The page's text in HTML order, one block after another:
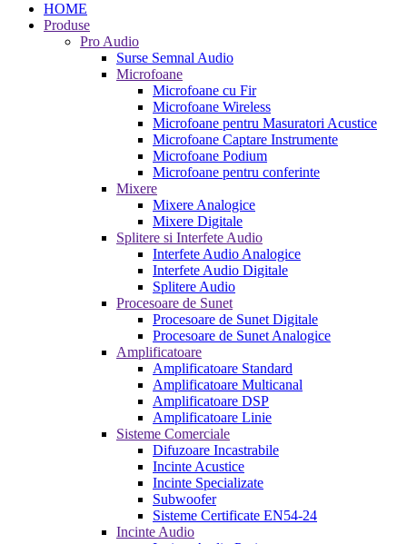
HOME
Produse
Pro Audio
Surse Semnal Audio
Microfoane
Microfoane cu Fir
Microfoane Wireless
Microfoane pentru Masuratori Acustice
Microfoane Captare Instrumente
Microfoane Podium
Microfoane pentru conferinte
Mixere
Mixere Analogice
Mixere Digitale
Splitere si Interfete Audio
Interfete Audio Analogice
Interfete Audio Digitale
Splitere Audio
Procesoare de Sunet
Procesoare de Sunet Digitale
Procesoare de Sunet Analogice
Amplificatoare
Amplificatoare Standard
Amplificatoare Multicanal
Amplificatoare DSP
Amplificatoare Linie
Sisteme Comerciale
Difuzoare Incastrabile
Incinte Acustice
Incinte Specializate
Subwoofer
Sisteme Certificate EN54-24
Incinte Audio